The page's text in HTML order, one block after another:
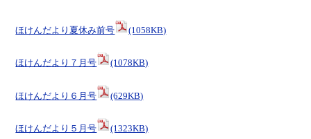
ほけんだより夏休み前号 (1058KB)
ほけんだより７月号 (1078KB)
ほけんだより６月号 (629KB)
ほけんだより５月号 (1323KB)